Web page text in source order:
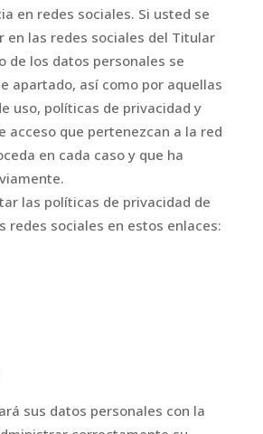
en redes sociales. Si usted se
en las redes sociales del Titular
de los datos personales se
apartado, así como por aquellas
uso, políticas de privacidad y
acceso que pertenezcan a la red
en cada caso y que ha
las políticas de privacidad de
redes sociales en estos enlaces:
sus datos personales con la